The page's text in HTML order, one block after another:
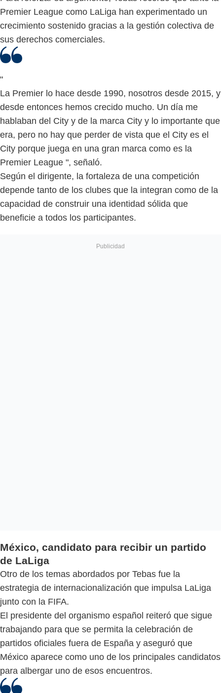
Premier League como LaLiga han experimentado un
crecimiento sostenido gracias a la gestión colectiva de
sus derechos comerciales.
"
La Premier lo hace desde 1990, nosotros desde 2015, y
desde entonces hemos crecido mucho. Un día me
hablaban del City y de la marca City y lo importante que
era, pero no hay que perder de vista que el City es el
City porque juega en una gran marca como es la
Premier League ", señaló.
Según el dirigente, la fortaleza de una competición
depende tanto de los clubes que la integran como de la
capacidad de construir una identidad sólida que
beneficie a todos los participantes.
México, candidato para recibir un partido
de LaLiga
Otro de los temas abordados por Tebas fue la
estrategia de internacionalización que impulsa LaLiga
junto con la FIFA.
El presidente del organismo español reiteró que sigue
trabajando para que se permita la celebración de
partidos oficiales fuera de España y aseguró que
México aparece como uno de los principales candidatos
para albergar uno de esos encuentros.